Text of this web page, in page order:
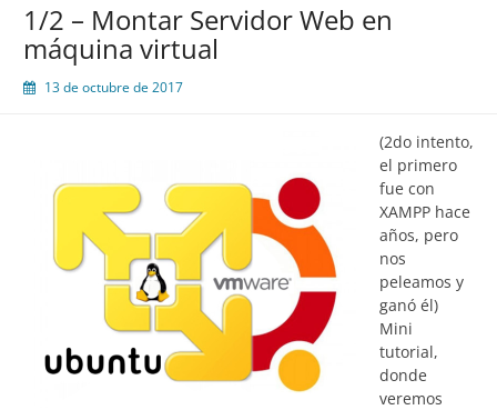
1/2 – Montar Servidor Web en
máquina virtual
13 de octubre de 2017
(2do intento,
el primero
fue con
XAMPP hace
años, pero
nos
peleamos y
ganó él)
Mini
tutorial,
donde
veremos